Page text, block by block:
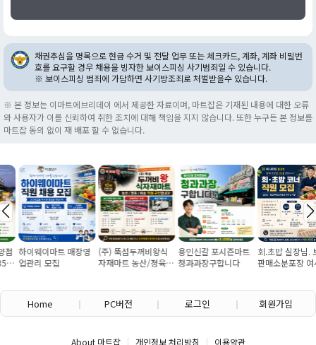
채권추심을 명목으로 현금 수거 및 전달 업무 또는 체크카드, 계좌, 계좌 비밀번
호를 요구할 경우 채용을 빙자한 보이스피싱 사기범죄일 수 있습니다.
※ 보이스피싱 범죄에 가담하면 사기방조죄로 처벌받을수 있습니다.
※ 본 정보는 이마트에브리데이 에서 제공한 자료이며, 마트잡은 기재된 내용에 대한 오류
와 사용자가 이를 신뢰하여 취한 조치에 대해 책임을 지지 않습니다. 또한 누구든 본 정보를
마트잡 동의 없이 재 배포 할 수 없습니다.
하이웨이마트 매장영
업관리 모집
(주) 뚝섬두꺼비왕식
자재마트 농산/졍육/
용인신갈 포시즌마트
청과과장구합니다
회.초밥 실장님. 보조
판매소분포장 여사님
Home PC버전 로그인 회원가입
About 마트잡 개인정보 처리방침
이용약관